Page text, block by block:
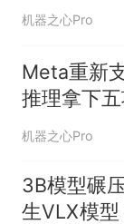
机器之心Pro
Meta重新
推理拿下
两项满分
机器之心Pro
3B模型碾
生VLX模